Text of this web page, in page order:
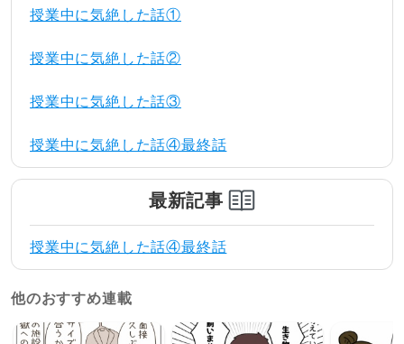
授業中に気絶した話①
授業中に気絶した話②
授業中に気絶した話③
授業中に気絶した話④最終話
最新記事
授業中に気絶した話④最終話
他のおすすめ連載